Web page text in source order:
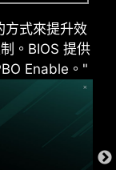
方式來提升效
。BIOS 提供
Enable。"